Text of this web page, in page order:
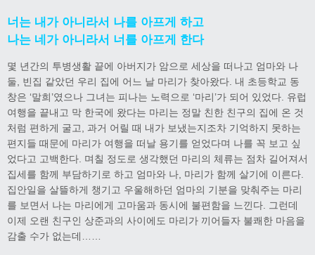
너는 내가 아니라서 나를 아프게 하고
나는 네가 아니라서 너를 아프게 한다
몇 년간의 투병생활 끝에 아버지가 암으로 세상을 떠나고 엄마와 나
둘, 빈집 같았던 우리 집에 어느 날 마리가 찾아왔다. 내 초등학교 동
창은 ‘말희’였으나 그녀는 피나는 노력으로 ‘마리’가 되어 있었다. 유럽
여행을 끝내고 막 한국에 왔다는 마리는 정말 친한 친구의 집에 온 것
처럼 편하게 굴고, 과거 어릴 때 내가 보냈는지조차 기억하지 못하는
편지들 때문에 마리가 여행을 떠날 용기를 얻었다며 나를 꼭 보고 싶
었다고 고백한다. 며칠 정도로 생각했던 마리의 체류는 점차 길어져서
집세를 함께 부담하기로 하고 엄마와 나, 마리가 함께 살기에 이른다.
집안일을 살뜰하게 챙기고 우울해하던 엄마의 기분을 맞춰주는 마리
를 보면서 나는 마리에게 고마움과 동시에 불편함을 느낀다. 그런데
이제 오랜 친구인 상준과의 사이에도 마리가 끼어들자 불쾌한 마음을
감출 수가 없는데……